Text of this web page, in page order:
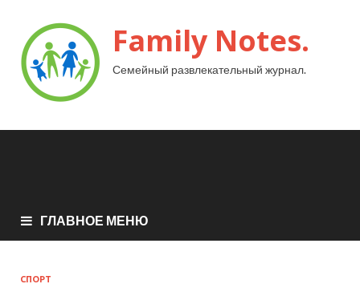
Family Notes.
Семейный развлекательный журнал.
ГЛАВНОЕ МЕНЮ
СПОРТ